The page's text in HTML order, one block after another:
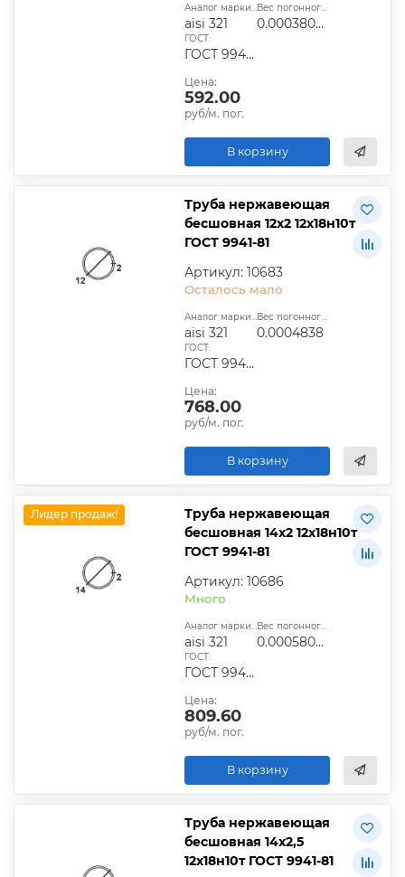
Аналог марки стали:
aisi 321
Вес погонного метра, т.:
0.0003809925
ГОСТ:
ГОСТ 9940-81, ГОСТ 9941-81, ГОСТ 24030-80, ГОСТ 10498-82
Цена:
592.00
руб/м. пог.
В корзину
Труба нержавеющая
бесшовная 12х2 12х18н10т
ГОСТ 9941-81
Артикул: 10683
Осталось мало
Аналог марки стали:
aisi 321
Вес погонного метра, т.:
0.0004838
ГОСТ:
ГОСТ 9940-81, ГОСТ 9941-81, ГОСТ 24030-80, ГОСТ 10498-82
Цена:
768.00
руб/м. пог.
В корзину
Лидер продаж!
Труба нержавеющая
бесшовная 14х2 12х18н10т
ГОСТ 9941-81
Артикул: 10686
Много
Аналог марки стали:
aisi 321
Вес погонного метра, т.:
0.00058056
ГОСТ:
ГОСТ 9940-81, ГОСТ 9941-81, ГОСТ 24030-80, ГОСТ 10498-82
Цена:
809.60
руб/м. пог.
В корзину
Труба нержавеющая
бесшовная 14х2,5
12х18н10т ГОСТ 9941-81